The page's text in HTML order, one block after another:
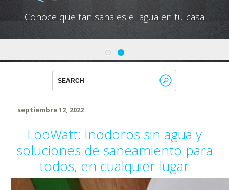
Conoce que tan sana es el agua en tu casa
septiembre 12, 2022
LooWatt: Inodoros sin agua y
soluciones de saneamiento para
todos, en cualquier lugar